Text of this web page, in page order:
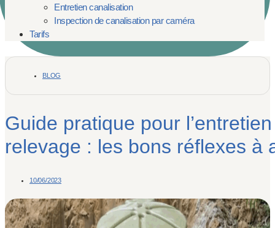
Entretien canalisation
Inspection de canalisation par caméra
Tarifs
BLOG
Guide pratique pour
relevage : les bons réflexes à
10/06/2023